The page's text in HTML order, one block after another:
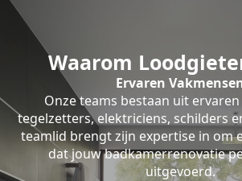
Waarom
Ervaren
Onze teams bestaan uit
tegelzetters, elektriciens, schilders
teamlid brengt zijn expertise in om
dat jouw badkamerrenovatie
uitgevoerd.